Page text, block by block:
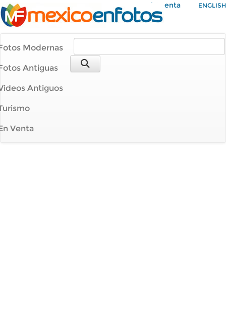
Mi Cuenta ENGLISH
Modernas
Antiguas
Antiguos
Venta